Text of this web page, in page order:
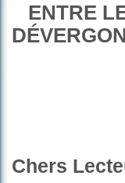
ENTRE
Chers